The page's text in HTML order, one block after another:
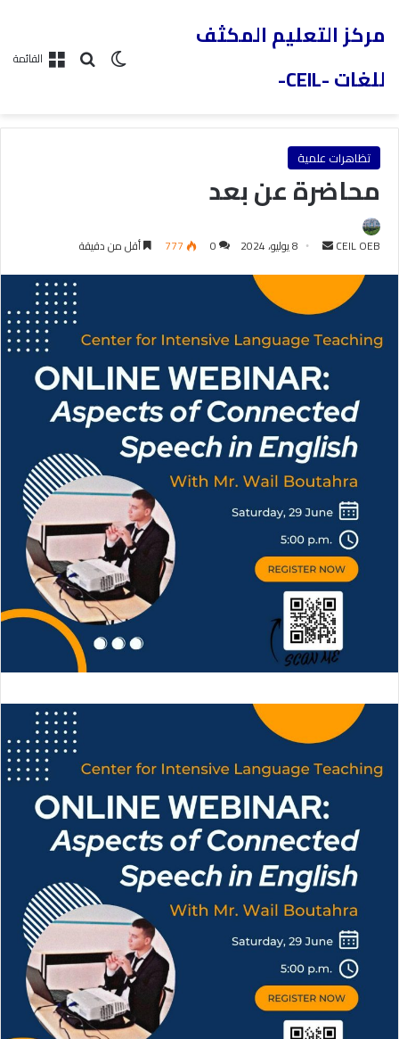
القائمة
مركز التعليم المكثف
للغات -CEIL-
تظاهرات علمية
محاضرة عن بعد
CEIL OEB 8 يوليو، 2024 0
777 أقل من دقيقة